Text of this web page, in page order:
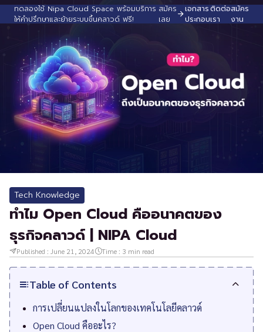
ทดลองใช้ Nipa Cloud Space พร้อมบริการ
ให้คำปรึกษาและย้ายระบบขึ้นคลาวด์ ฟรี!
สมัคร
เลย
เอกสาร
ประกอบ
ติดต่อ
เรา
สมัคร
งาน
Tech Knowledge
ทำไม Open Cloud คืออนาคตของ
ธุรกิจคลาวด์ | NIPA Cloud
Published : June 21, 2024 Time : 3 min read
Table of Contents
การเปลี่ยนแปลงในโลกของเทคโนโลยีคลาวด์
Open Cloud คืออะไร?